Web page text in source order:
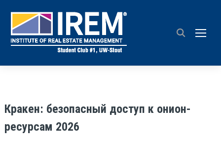
Кракен: безопасный доступ к онион-
ресурсам 2026